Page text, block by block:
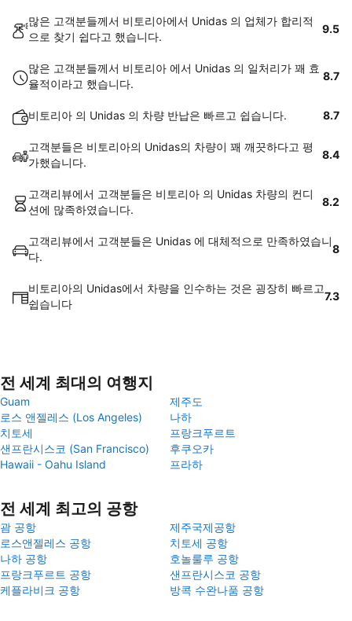
많은 고객분들께서 비토리아에서 Unidas 의 업체가 합리적
으로 찾기 쉽다고 했습니다.
9.5
많은 고객분들께서 비토리아 에서 Unidas 의 일처리가 꽤 효
율적이라고 했습니다.
8.7
비토리아 의 Unidas 의 차량 반납은 빠르고 쉽습니다. 8.7
고객분들은 비토리아의 Unidas의 차량이 꽤 깨끗하다고 평
가했습니다.
8.4
고객리뷰에서 고객분들은 비토리아 의 Unidas 차량의 컨디
션에 많족하였습니다.
8.2
고객리뷰에서 고객분들은 Unidas 에 대체적으로 만족하였습니
다.
8
비토리아의 Unidas에서 차량을 인수하는 것은 굉장히 빠르고
쉽습니다
7.3
전 세계 최대의 여행지
Guam
제주도
로스 앤젤레스 (Los Angeles)
나하
치토세
프랑크푸르트
샌프란시스코 (San Francisco)
후쿠오카
Hawaii - Oahu Island
프라하
전 세계 최고의 공항
괌 공항
제주국제공항
로스앤젤레스 공항
치토세 공항
나하 공항
호놀룰루 공항
프랑크푸르트 공항
샌프란시스코 공항
케플라비크 공항
방콕 수완나품 공항